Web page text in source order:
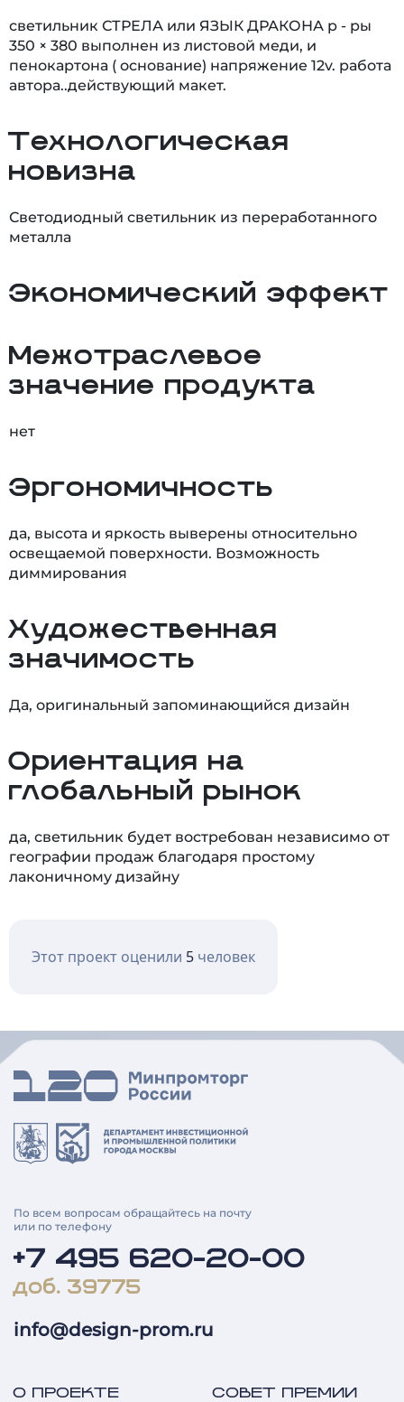
светильник СТРЕЛА или ЯЗЫК ДРАКОНА р - ры
350 × 380 выполнен из листовой меди, и
пенокартона ( основание) напряжение 12v. работа
автора..действующий макет.
Технологическая
новизна
Светодиодный светильник из переработанного
металла
Экономический эффект
Межотраслевое
значение продукта
нет
Эргономичность
да, высота и яркость выверены относительно
освещаемой поверхности. Возможность
диммирования
Художественная
значимость
Да, оригинальный запоминающийся дизайн
Ориентация на
глобальный рынок
да, светильник будет востребован независимо от
географии продаж благодаря простому
лаконичному дизайну
Этот проект оценили 5 человек
По всем вопросам обращайтесь на почту
или по телефону
+7 495 620-20-00
доб. 39775
info@design-prom.ru
О ПРОЕКТЕ СОВЕТ ПРЕМИИ